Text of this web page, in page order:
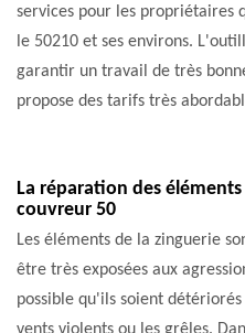
services pour les propriétaires
le 50210 et ses environs.
garantir un travail de très
propose des tarifs très
La réparation des
couvreur 50
Les éléments de la zinguerie
être très exposées aux
possible qu'ils soient